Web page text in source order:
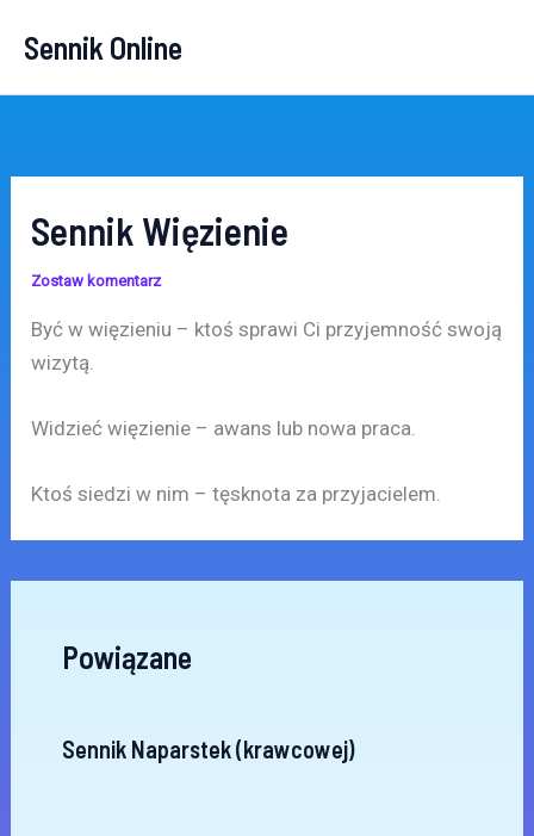
Sennik Online
Sennik Więzienie
Zostaw komentarz
Być w więzieniu – ktoś sprawi Ci przyjemność swoją
wizytą.
Widzieć więzienie – awans lub nowa praca.
Ktoś siedzi w nim – tęsknota za przyjacielem.
Powiązane
Sennik Naparstek (krawcowej)